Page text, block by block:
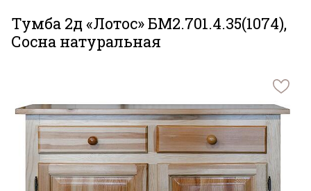
Тумба 2д «Лотос» БМ2.701.4.35(1074),
Сосна натуральная